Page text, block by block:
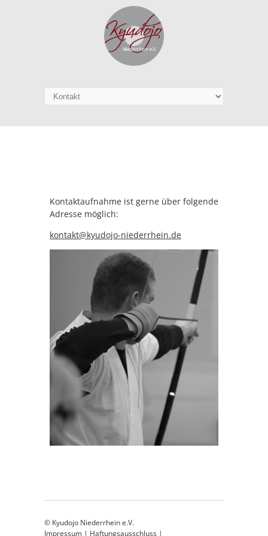
Kontaktaufnahme ist gerne über folgende
Adresse möglich:
kontakt@kyudojo-niederrhein.de
© Kyudojo Niederrhein e.V.
Impressum| Haftungsausschluss|